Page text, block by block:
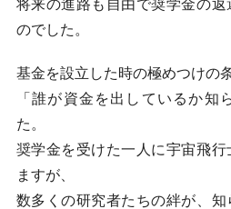
将来の進路も自由で奨学金の
のでした。
基金を設立した時の極めつけの
「誰が資金を出しているか知
た。
奨学金を受けた一人に宇宙飛
ますが、
数多くの研究者たちの絆が、